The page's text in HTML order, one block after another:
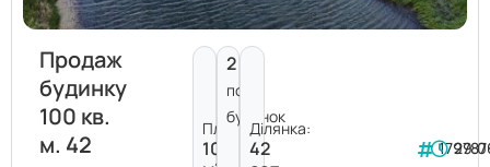
Продаж
будинку
100 кв.
м. 42
Площа:
100
2
пов.
будинок
Ділянка:
42
179787